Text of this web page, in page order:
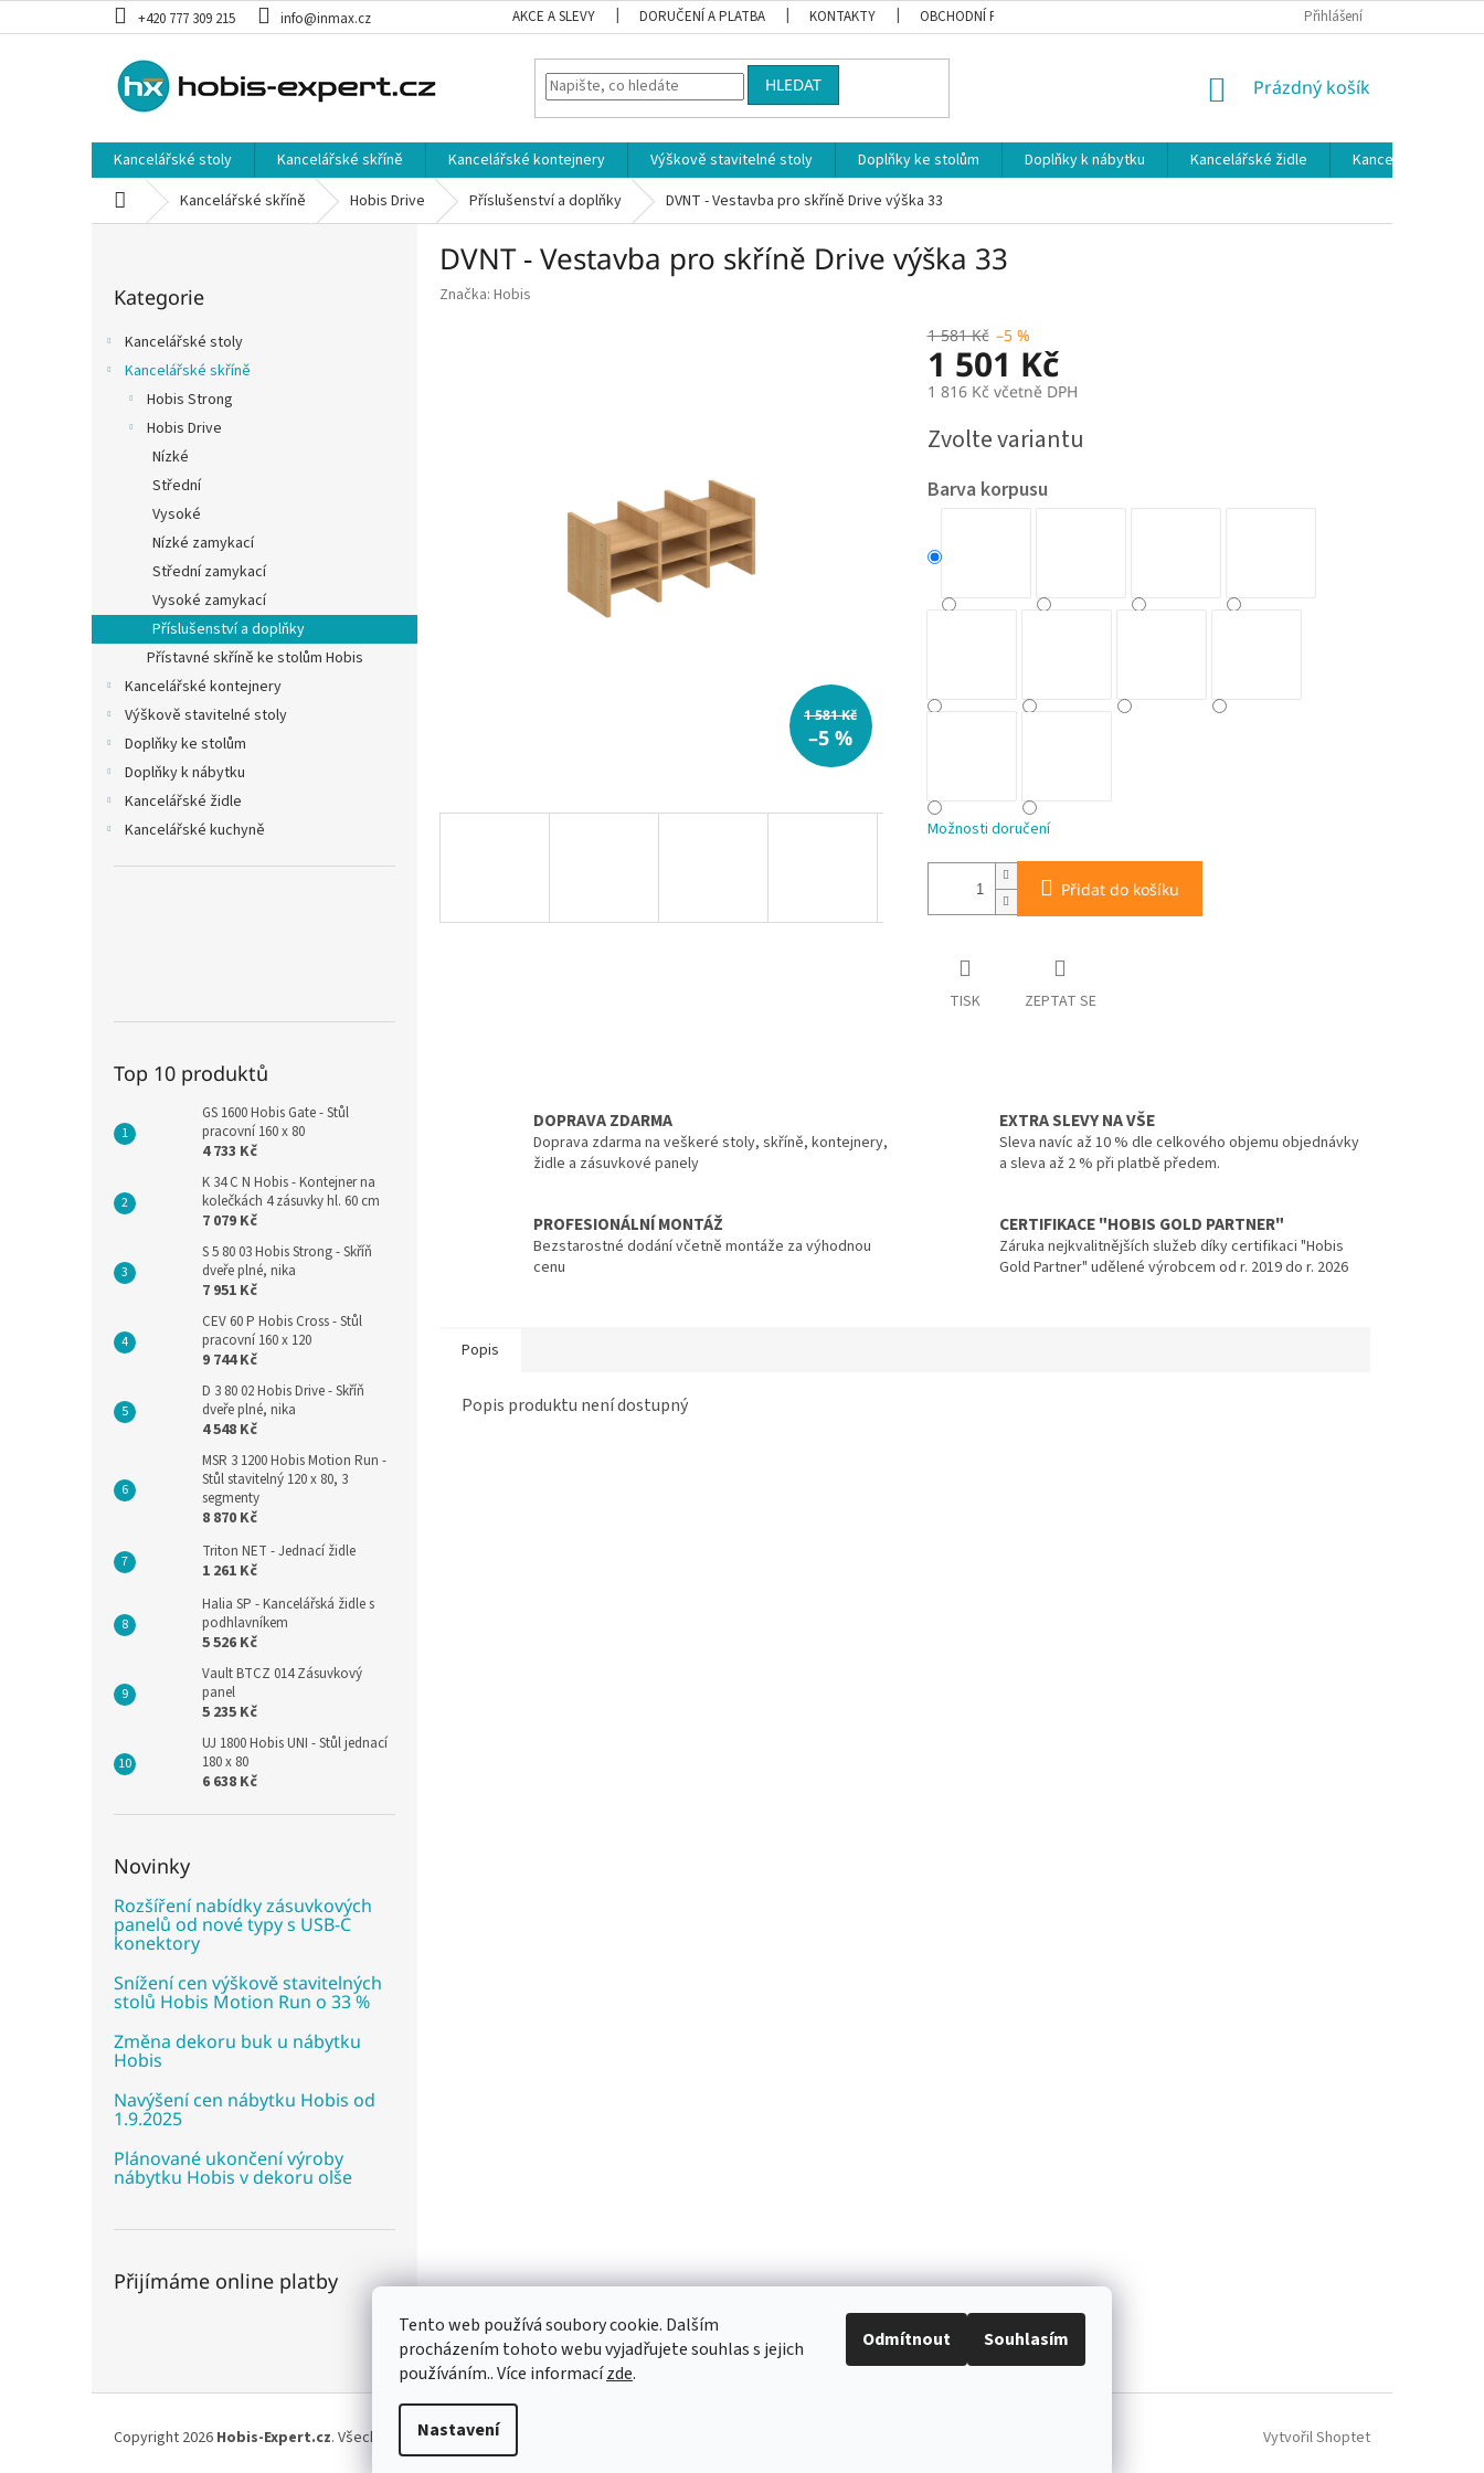
Tento web používá soubory cookie. Dalším
procházením tohoto webu vyjadřujete souhlas s jejich
používáním.. Více informacízde.
Nastavení
Odmítnout Souhlasím
na
+420 777 309 215 info@inmax.cz AKCE A SLEVY DORUČENÍ A PLATBA KONTAKTY OBCHODNÍ PODMÍNKY Přihlášení
HLEDAT
NÁKUPNÍ
Prázdný košík
Kancelářské stoly Kancelářské skříně Kancelářské kontejnery Výškově stavitelné stoly Doplňky ke stolům Doplňky k nábytku Kancelářské židle
Kancelářské
Domů Kancelářské skříně Hobis Drive Příslušenství a doplňky DVNT - Vestavba pro skříně Drive výška 33
kategorie
Kategorie
Kancelářské stoly
Kancelářské skříně
Hobis Strong
Hobis Drive
Nízké
Střední
Vysoké
Nízké zamykací
Střední zamykací
Vysoké zamykací
Příslušenství a doplňky
Přístavné skříně ke stolům Hobis
Kancelářské kontejnery
Výškově stavitelné stoly
Doplňky ke stolům
Doplňky k nábytku
Kancelářské židle
Kancelářské kuchyně
Top 10 produktů
GS 1600 Hobis Gate - Stůl
pracovní 160 x 80
4 733 Kč
K 34 C N Hobis - Kontejner na
kolečkách 4 zásuvky hl. 60 cm
7 079 Kč
S 5 80 03 Hobis Strong - Skříň
dveře plné, nika
7 951 Kč
CEV 60 P Hobis Cross - Stůl
pracovní 160 x 120
9 744 Kč
D 3 80 02 Hobis Drive - Skříň
dveře plné, nika
4 548 Kč
MSR 3 1200 Hobis Motion Run -
Stůl stavitelný 120 x 80, 3
segmenty
8 870 Kč
Triton NET - Jednací židle
1 261 Kč
Halia SP - Kancelářská židle s
podhlavníkem
5 526 Kč
Vault BTCZ 014 Zásuvkový
panel
5 235 Kč
UJ 1800 Hobis UNI - Stůl jednací
180 x 80
6 638 Kč
Novinky
Rozšíření nabídky zásuvkových
panelů od nové typy s USB-C
konektory
Snížení cen výškově stavitelných
stolů Hobis Motion Run o 33 %
Změna dekoru buk u nábytku
Hobis
Navýšení cen nábytku Hobis od
1.9.2025
Plánované ukončení výroby
nábytku Hobis v dekoru olše
Přijímáme online platby
DVNT - Vestavba pro skříně Drive výška 33
Značka: Hobis
1 581 Kč
–5 %
1 581 Kč –5 %
1 501 Kč
1 816 Kč včetně DPH
cena:
Zvolte variantu
Barva korpusu
Možnosti doručení
Přidat do košíku
TISK ZEPTAT SE
DOPRAVA ZDARMA
Doprava zdarma na veškeré stoly, skříně, kontejnery,
židle a zásuvkové panely
EXTRA SLEVY NA VŠE
Sleva navíc až 10 % dle celkového objemu objednávky
a sleva až 2 % při platbě předem.
PROFESIONÁLNÍ MONTÁŽ
Bezstarostné dodání včetně montáže za výhodnou
cenu
CERTIFIKACE "HOBIS GOLD PARTNER"
Záruka nejkvalitnějších služeb díky certifikaci "Hobis
Gold Partner" udělené výrobcem od r. 2019 do r. 2026
Popis
Popis produktu není dostupný
Vytvořil Shoptet
Copyright 2026 Hobis-Expert.cz. Všechna práva vyhrazena.